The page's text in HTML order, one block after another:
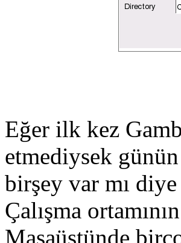
Eğer ilk kez
etmediysek
birşey var mı
Çalışma
Masaüstünde